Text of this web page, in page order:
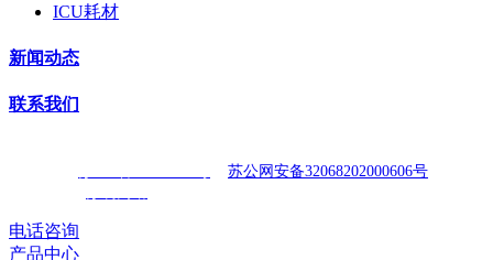
ICU耗材
新闻动态
联系我们
苏公网安备32068202000606号
电话咨询
产品中心